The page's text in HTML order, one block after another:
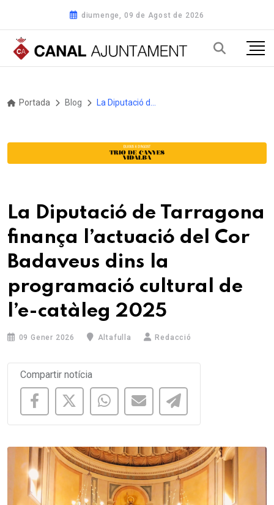
diumenge, 09 de Agost de 2026
Portada Blog
La Diputació de Tarragona
finança l’actuació del Cor
Badaveus dins la
programació cultural de
l’e-catàleg 2025
09 Gener 2026 Altafulla Redacció
Compartir notícia